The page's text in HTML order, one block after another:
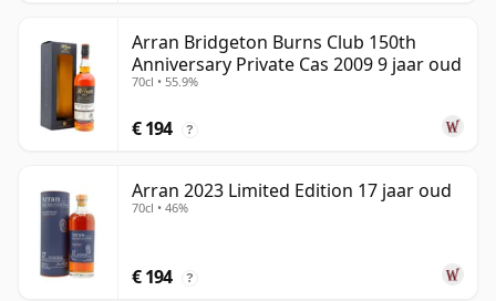
Arran Bridgeton Burns Club 150th
Anniversary Private Cas 2009 9 jaar oud
70cl • 55.9%
€ 194 ?
Arran 2023 Limited Edition 17 jaar oud
70cl • 46%
€ 194 ?